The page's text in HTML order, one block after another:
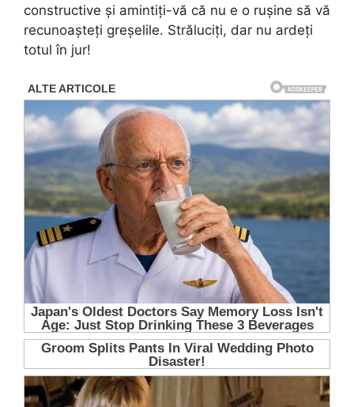
constructive și amintiți-vă că nu e o rușine să vă
recunoașteți greșelile. Străluciți, dar nu ardeți
totul în jur!